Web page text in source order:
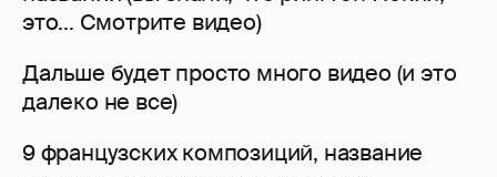
это... Смотрите видео)
Дальше будет просто много видео (и это
далеко не все)
9 французских композиций, название